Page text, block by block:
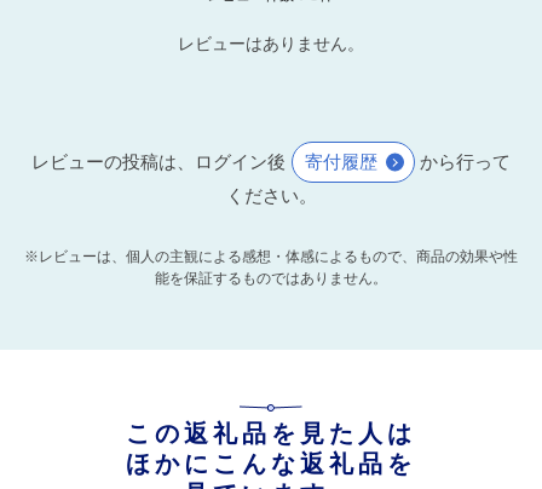
レビューはありません。
レビューの投稿は、ログイン後 寄付履歴
から行って
ください。
※レビューは、個人の主観による感想・体感によるもので、商品の効果や性
能を保証するものではありません。
この返礼品を見た人は
ほかにこんな返礼品を